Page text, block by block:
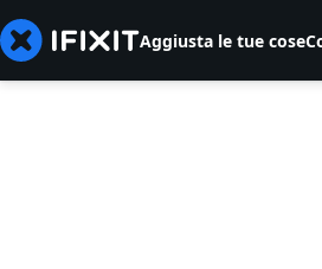
Aggiusta le tue cose